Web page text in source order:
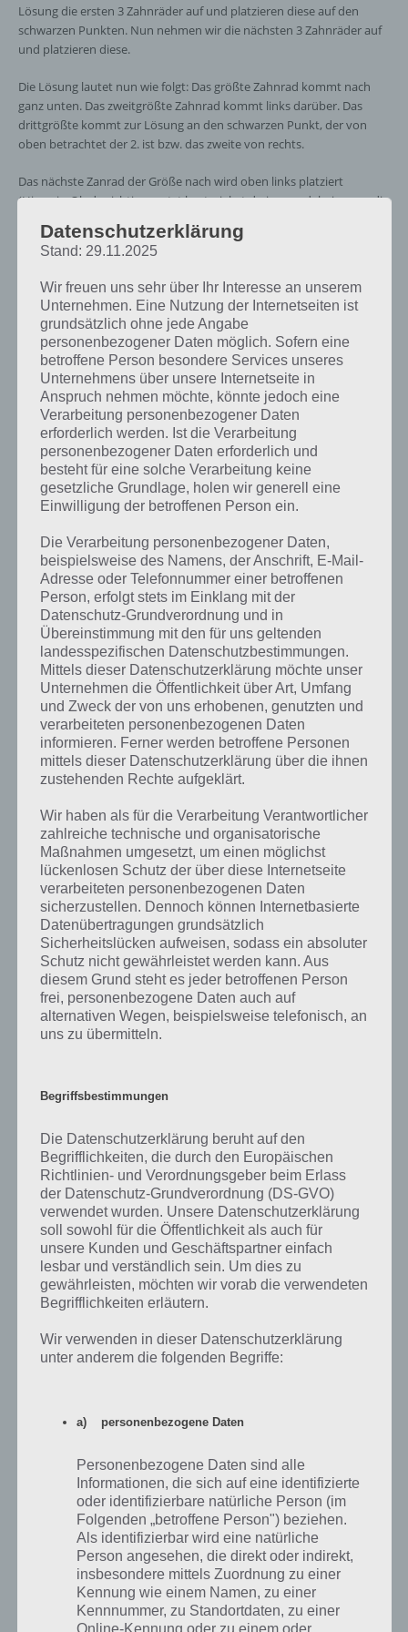
Lösung die ersten 3 Zahnräder auf und platzieren diese auf den
schwarzen Punkten. Nun nehmen wir die nächsten 3 Zahnräder auf
und platzieren diese.
Die Lösung lautet nun wie folgt: Das größte Zahnrad kommt nach
ganz unten. Das zweitgrößte Zahnrad kommt links darüber. Das
drittgrößte kommt zur Lösung an den schwarzen Punkt, der von
oben betrachtet der 2. ist bzw. das zweite von rechts.
Das nächste Zanrad der Größe nach wird oben links platziert
(Hinweis: Ob du richtig gesetzt hast, siehst du immer dabei, wenn die
ganz rechts und das kleinste dann mittig an die letzte Position.
Schon ist Level 91 von 100 Doors of Revenge gelöst. Nachfolgend
euch:
100 Doors of Revenge Level 91 Lösung
100 Doors of Revenge Level 92 Lösung
Weiter geht es mit der Lösung zu Level 92 von 100 Doors of Revenge.
Hier nehmen wir im ersten Schritt den Eimer auf und füllen diesen
rechts beim Wasserhahn mit Wasser. Nun stellen wir den Topf auf
den Herd. Wir schalten den Herd an (auf den Knopf darunter
klicken). Nun müssen wir zur Lösung noch die Streichhölzer unten
Damit klicken wir erneut den Herd an und es entsteht Wasserdampf.
Auf dem Spiegel sehen wir nun den Code: 4719. Schon ist auch Level
92 gelöst.
100 Doors of Revenge Level 93 Lösung
Den Hinweis zur Lösung zu Level 93 von 100 Doors of Revenge sehen
wir auf der rechten Seite. Dort ist als Hinwes rot-gün-blau zu sehen
(man muss die rote Kugel nur kurz zur Seite ziehen. Nun muss man
die Kugeln wie folgt einsammeln:
wieder über eine rote, grüne, blaue und nochmal wiederholen. Nun
die Lösung zu Level 93.
100 Doors of Revenge Level 94 Lösung
Auch Level 94 von 100 Doors of Revenge ist nicht allzu schwer.
Rechts neben der Tür findet man den Hinweis, dass man die Seiten
pro Objekt zählen muss. Das Haus hat 6 Flächen. Nun kommt ein
Bild mit zwei Pyramiden. Jede Pyramide hat 5 Flächen. Also zweimal
Die Lösung lautet also 6550, das man in Level 94 von 100 Doors of
100 Doors of Revenge Level 95 Lösung
Einfach ist auch Level 95. Hier muss man zur Lösung von 100 Doors
of Revenge lediglich den Zahlencode 73695 eintragen. Dazu bewegt
man den Hebel auf der linken Seite zur entsprechenden Zahl.
Also zur 7 schieben, dann loslassen, dann zur 3 und so weiter. Schon
ist Level 95 gelöst.
100 Doors of Revenge Level 96 Lösung
Datenschutzerklärung
Stand: 29.11.2025
Wir freuen uns sehr über Ihr Interesse an unserem
Unternehmen. Eine Nutzung der Internetseiten ist
grundsätzlich ohne jede Angabe
personenbezogener Daten möglich. Sofern eine
betroffene Person besondere Services unseres
Unternehmens über unsere Internetseite in
Anspruch nehmen möchte, könnte jedoch eine
Verarbeitung personenbezogener Daten
erforderlich werden. Ist die Verarbeitung
personenbezogener Daten erforderlich und
besteht für eine solche Verarbeitung keine
gesetzliche Grundlage, holen wir generell eine
Einwilligung der betroffenen Person ein.
Die Verarbeitung personenbezogener Daten,
beispielsweise des Namens, der Anschrift, E-Mail-
Adresse oder Telefonnummer einer betroffenen
Person, erfolgt stets im Einklang mit der
Datenschutz-Grundverordnung und in
Übereinstimmung mit den für uns geltenden
landesspezifischen Datenschutzbestimmungen.
Mittels dieser Datenschutzerklärung möchte unser
Unternehmen die Öffentlichkeit über Art, Umfang
und Zweck der von uns erhobenen, genutzten und
verarbeiteten personenbezogenen Daten
informieren. Ferner werden betroffene Personen
mittels dieser Datenschutzerklärung über die ihnen
zustehenden Rechte aufgeklärt.
Wir haben als für die Verarbeitung Verantwortlicher
zahlreiche technische und organisatorische
Maßnahmen umgesetzt, um einen möglichst
lückenlosen Schutz der über diese Internetseite
verarbeiteten personenbezogenen Daten
sicherzustellen. Dennoch können Internetbasierte
Datenübertragungen grundsätzlich
Sicherheitslücken aufweisen, sodass ein absoluter
Schutz nicht gewährleistet werden kann. Aus
diesem Grund steht es jeder betroffenen Person
frei, personenbezogene Daten auch auf
alternativen Wegen, beispielsweise telefonisch, an
uns zu übermitteln.
Begriffsbestimmungen
Die Datenschutzerklärung beruht auf den
Begrifflichkeiten, die durch den Europäischen
Richtlinien- und Verordnungsgeber beim Erlass
der Datenschutz-Grundverordnung (DS-GVO)
verwendet wurden. Unsere Datenschutzerklärung
soll sowohl für die Öffentlichkeit als auch für
unsere Kunden und Geschäftspartner einfach
lesbar und verständlich sein. Um dies zu
gewährleisten, möchten wir vorab die verwendeten
Begrifflichkeiten erläutern.
Wir verwenden in dieser Datenschutzerklärung
unter anderem die folgenden Begriffe:
a) personenbezogene Daten
Personenbezogene Daten sind alle
Informationen, die sich auf eine identifizierte
oder identifizierbare natürliche Person (im
Folgenden „betroffene Person") beziehen.
Als identifizierbar wird eine natürliche
Person angesehen, die direkt oder indirekt,
insbesondere mittels Zuordnung zu einer
Kennung wie einem Namen, zu einer
Kennnummer, zu Standortdaten, zu einer
Online-Kennung oder zu einem oder